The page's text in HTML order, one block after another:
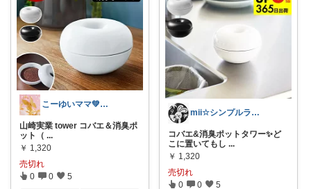
こーゆいママ💚ROOM🌈
山崎実業 tower コバエ＆消臭ポ
ット（ ...
￥ 1,320
売切れ
0 0 5
mii☆シンプルライフ☕
コバエ&消臭ポットタワー✨ど
こに置いてもし ...
￥ 1,320
売切れ
0 0 5